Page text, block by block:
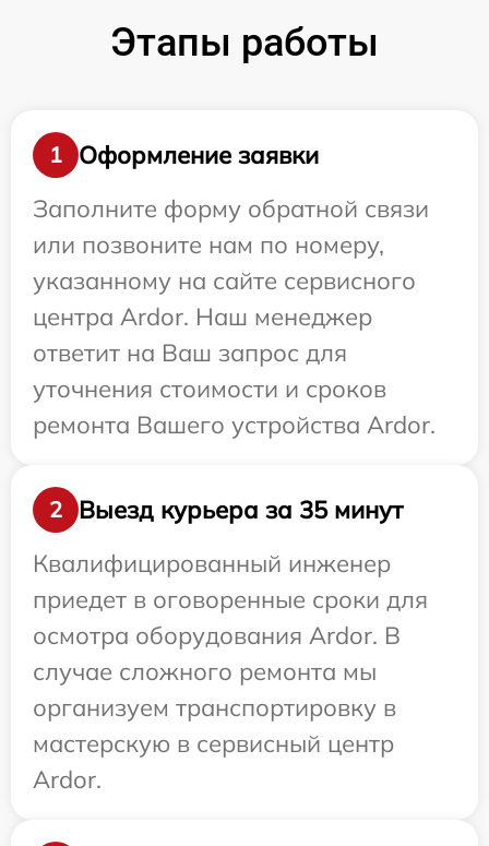
Этапы работы
1
Оформление заявки
Заполните форму обратной связи
или позвоните нам по номеру,
указанному на сайте сервисного
центра Ardor. Наш менеджер
ответит на Ваш запрос для
уточнения стоимости и сроков
ремонта Вашего устройства Ardor.
2
Выезд курьера за 35 минут
Квалифицированный инженер
приедет в оговоренные сроки для
осмотра оборудования Ardor. В
случае сложного ремонта мы
организуем транспортировку в
мастерскую в сервисный центр
Ardor.